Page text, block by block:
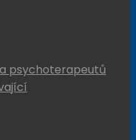
psychoterapeutů